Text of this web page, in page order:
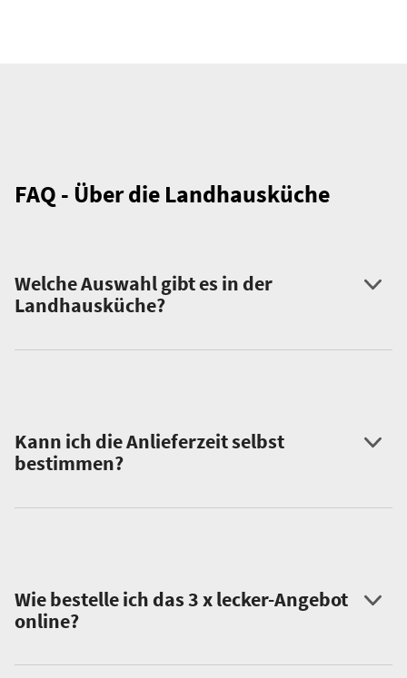
FAQ - Über die Landhausküche
Welche Auswahl gibt es in der
Landhausküche?
Kann ich die Anlieferzeit selbst
bestimmen?
Wie bestelle ich das 3 x lecker-Angebot
online?